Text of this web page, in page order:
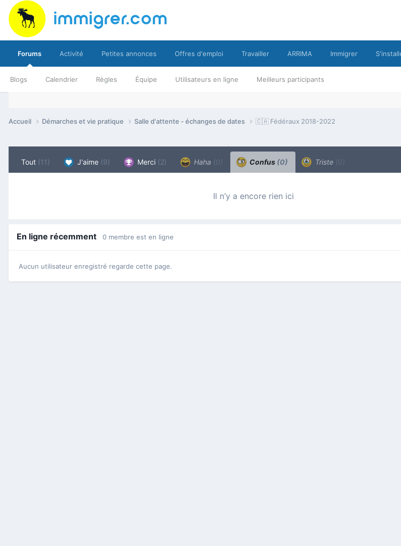
Forums
Blogs Calendrier Règles Équipe Utilisateurs en ligne Meilleurs participants
Activité Petites annonces Offres d'emploi Travailler ARRIMA Immigrer
Accueil Démarches et vie pratique Salle d'attente - échanges de dates 🇨🇦 Fédéraux 2018-2022
Tout (11) J'aime (9) Merci (2) Haha (0) Confus (0) Triste (0)
Il n’y a encore rien ici
En ligne récemment 0 membre est en ligne
Aucun utilisateur enregistré regarde cette page.